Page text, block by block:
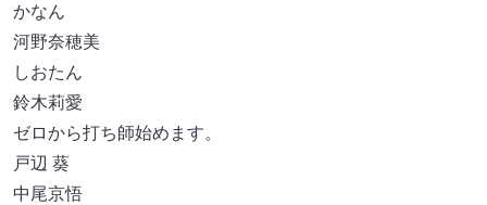
かなん
河野奈穂美
しおたん
鈴木莉愛
ゼロから打ち師始めます。
戸辺 葵
中尾京悟